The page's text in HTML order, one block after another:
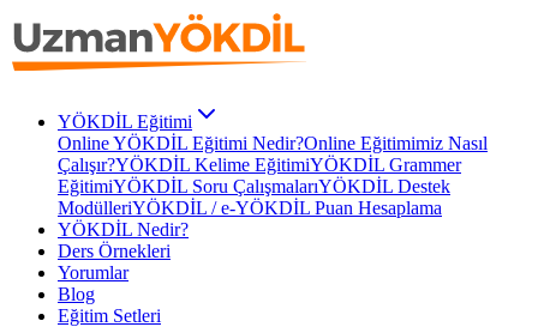
YÖKDİL Eğitimi
Online YÖKDİL Eğitimi Nedir?Online Eğitimimiz Nasıl
Çalışır?YÖKDİL Kelime EğitimiYÖKDİL Grammer
EğitimiYÖKDİL Soru ÇalışmalarıYÖKDİL Destek
ModülleriYÖKDİL / e-YÖKDİL Puan Hesaplama
YÖKDİL Nedir?
Ders Örnekleri
Yorumlar
Blog
Eğitim Setleri